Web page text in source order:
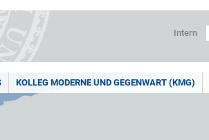
Intern
KOLLEG MODERNE UND GEGENWART (KMG)